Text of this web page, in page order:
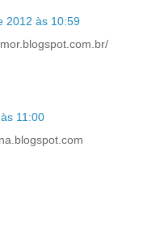
2012 às 10:59
11:00